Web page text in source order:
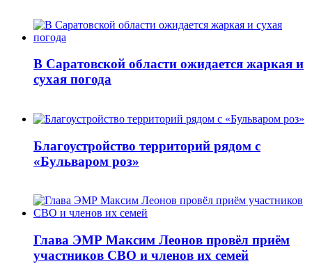
В Саратовской области ожидается жаркая и
сухая погода
Благоустройство территорий рядом с
«Бульваром роз»
Глава ЭМР Максим Леонов провёл приём
участников СВО и членов их семей